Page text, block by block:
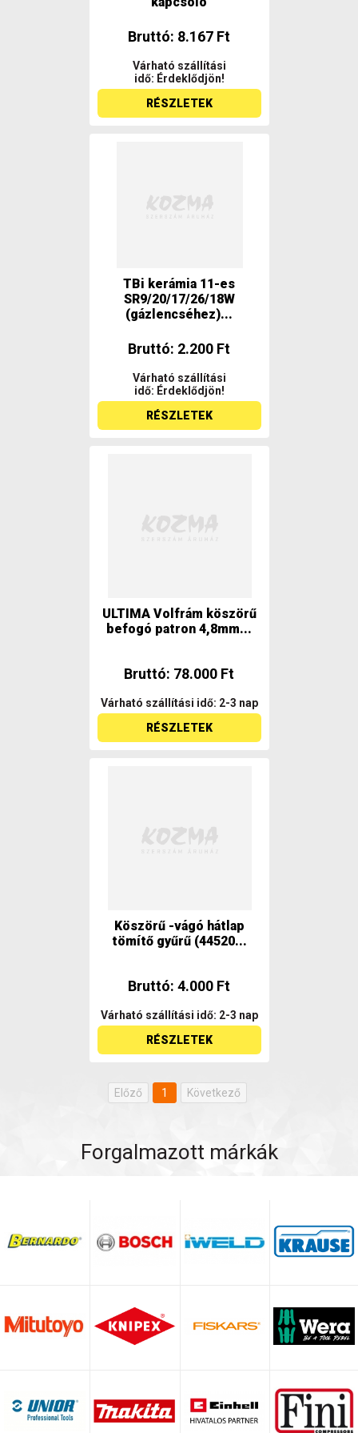
Bruttó: 8.167 Ft
Várható szállítási
idő: Érdeklődjön!
RÉSZLETEK
TBi kerámia 11-es
SR9/20/17/26/18W
(gázlencséhez)...
Bruttó: 2.200 Ft
Várható szállítási
idő: Érdeklődjön!
RÉSZLETEK
ULTIMA Volfrám köszörű
befogó patron 4,8mm...
Bruttó: 78.000 Ft
Várható szállítási idő: 2-3 nap
RÉSZLETEK
Köszörű -vágó hátlap
tömítő gyűrű (44520...
Bruttó: 4.000 Ft
Várható szállítási idő: 2-3 nap
RÉSZLETEK
Előző 1 Következő
Forgalmazott márkák